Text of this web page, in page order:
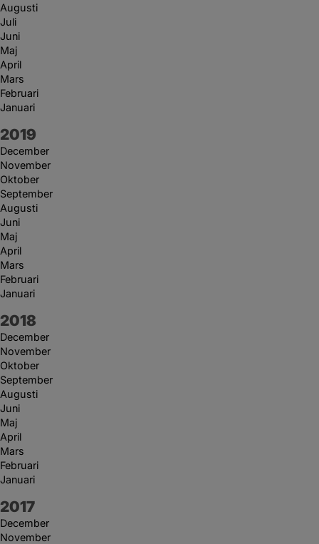
Augusti
Juli
Juni
Maj
April
Mars
Februari
Januari
År:
2019
December
November
Oktober
September
Augusti
Juni
Maj
April
Mars
Februari
Januari
År:
2018
December
November
Oktober
September
Augusti
Juni
Maj
April
Mars
Februari
Januari
År:
2017
December
November